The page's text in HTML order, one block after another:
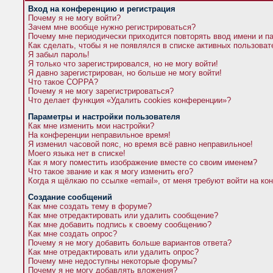
Вход на конференцию и регистрация
Почему я не могу войти?
Зачем мне вообще нужно регистрироваться?
Почему мне периодически приходится повторять ввод имени и
Как сделать, чтобы я не появлялся в списке активных
Я забыл пароль!
Я только что зарегистрировался, но не могу войти!
Я давно зарегистрирован, но больше не могу войти!
Что такое COPPA?
Почему я не могу зарегистрироваться?
Что делает функция «Удалить cookies конференции»?
Параметры и настройки пользователя
Как мне изменить мои настройки?
На конференции неправильное время!
Я изменил часовой пояс, но время всё равно неправильное!
Моего языка нет в списке!
Как я могу поместить изображение вместе со своим именем?
Что такое звание и как я могу изменить его?
Когда я щёлкаю по ссылке «email», от меня требуют войти на
Создание сообщений
Как мне создать тему в форуме?
Как мне отредактировать или удалить сообщение?
Как мне добавить подпись к своему сообщению?
Как мне создать опрос?
Почему я не могу добавить больше вариантов ответа?
Как мне отредактировать или удалить опрос?
Почему мне недоступны некоторые форумы?
Почему я не могу добавлять вложения?